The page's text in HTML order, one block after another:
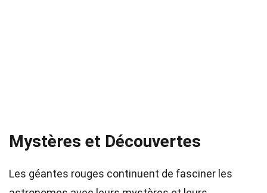
Mystères et Découvertes
Les géantes rouges continuent de fasciner les